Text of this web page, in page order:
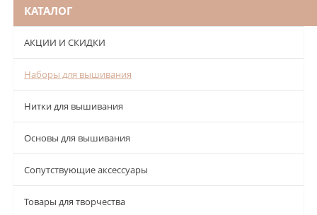
КАТАЛОГ
АКЦИИ И СКИДКИ
Наборы для вышивания
Нитки для вышивания
Основы для вышивания
Сопутствующие аксессуары
Товары для творчества